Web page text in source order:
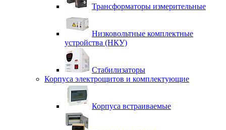
Трансформаторы измерительные
Низковольтные комплектные
устройства (НКУ)
Стабилизаторы
Корпуса электрощитов и комплектующие
Корпуса встраиваемые